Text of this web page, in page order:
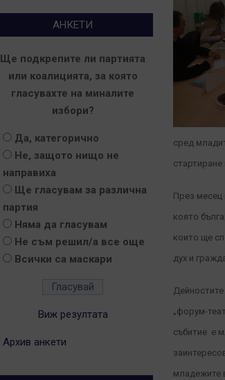
сред
стартиране
През месец
която
които ще
дух и
„форум-
събитие е
младежите
АНКЕТИ
Ще подкрепите ли партията
или коалицията, за която
гласувахте на миналите
избори?
Да, категорично
Не, защото нищо не
направиха
Ще гласувам за различна
партия
Няма да гласувам
Не съм решил/а все още
Всички са маскари
Виж резултата
Архив анкети